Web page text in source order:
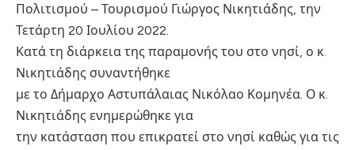
Πολιτισμού – Τουρισμού Γιώργος Νικητιάδης, την
Τετάρτη 20 Ιουλίου 2022.
Κατά τη διάρκεια της παραμονής του στο νησί, ο κ.
Νικητιάδης συναντήθηκε
με το Δήμαρχο Αστυπάλαιας Νικόλαο Κομηνέα. Ο κ.
Νικητιάδης ενημερώθηκε για
την κατάσταση που επικρατεί στο νησί καθώς για τις